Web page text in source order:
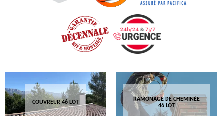
COUVREUR 46 LOT
RAMONAGE DE CHEMINÉE
46 LOT